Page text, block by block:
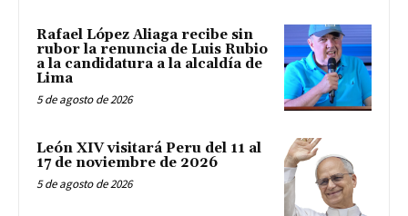
Rafael López Aliaga recibe sin
rubor la renuncia de Luis Rubio
a la candidatura a la alcaldía de
Lima
5 de agosto de 2026
León XIV visitará Peru del 11 al
17 de noviembre de 2026
5 de agosto de 2026